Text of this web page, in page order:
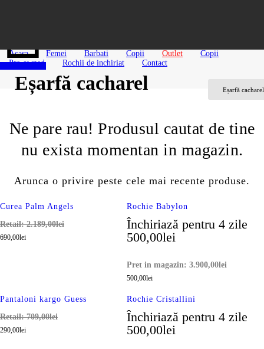
Acasa Femei Barbati Copii Outlet
Copii
Pre-owned
Rochii de inchiriat Contact
Eșarfă cacharel Eșarfă cacharel
Ne pare rau! Produsul cautat de tine
nu exista momentan in magazin.
Arunca o privire peste cele mai recente produse.
Curea Palm Angels
Retail:2.189,00lei
690,00lei
Rochie Babylon
Închiriază pentru 4 zile
500,00lei
Pret in magazin:3.900,00lei
500,00lei
Pantaloni kargo Guess
Retail:709,00lei
290,00lei
Rochie Cristallini
Închiriază pentru 4 zile
500,00lei